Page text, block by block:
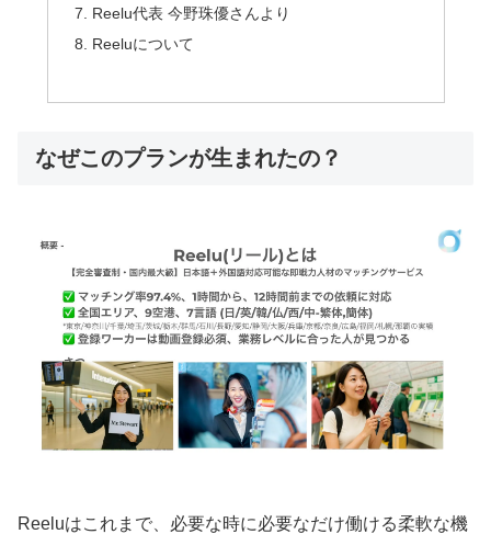
Reelu代表 今野珠優さんより
Reeluについて
なぜこのプランが生まれたの？
Reeluはこれまで、必要な時に必要なだけ働ける柔軟な機